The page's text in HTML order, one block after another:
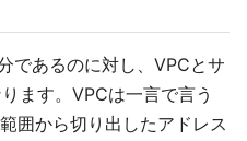
であるのに対し、VPCとサ
ます。VPCは一言で言う
囲から切り出したアドレス